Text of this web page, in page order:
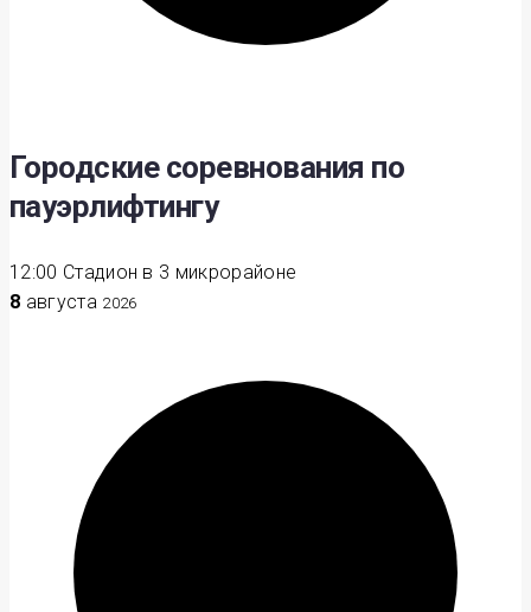
Городские соревнования по
пауэрлифтингу
12:00 Стадион в 3 микрорайоне
8 августа 2026